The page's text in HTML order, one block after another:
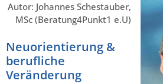
Autor: Johannes Schestauber,
MSc (Beratung4Punkt1 e.U)
Neuorientierung &
berufliche
Veränderung